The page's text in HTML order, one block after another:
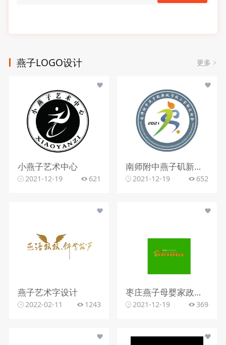
燕子LOGO设计 更多
小燕子艺术中心
2021-12-19 621
南师附中燕子矶新城学校小学部运动会
2021-12-19 652
燕子艺术字设计
2022-02-11 1243
枣庄燕子母婴家政服务
2021-12-19 369